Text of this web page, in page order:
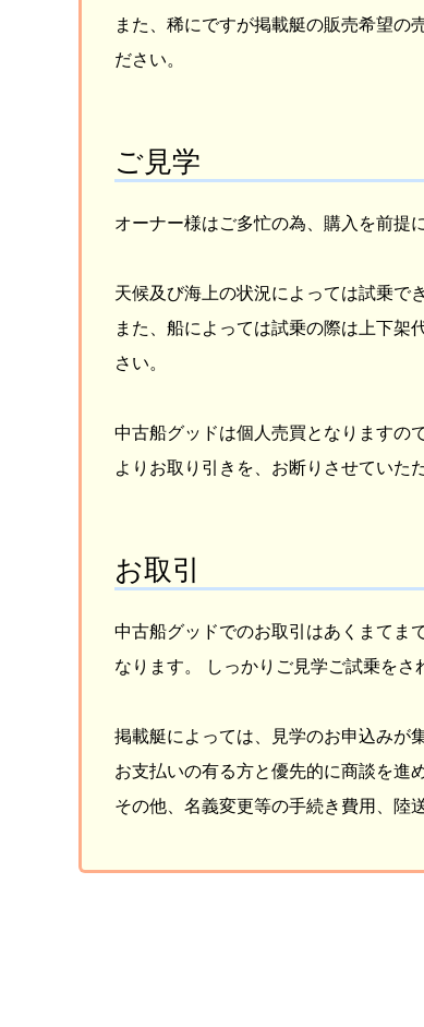
また、稀にですが掲載艇の販売希望の
ださい。
ご見学
オーナー様はご多忙の為、購入を前提
天候及び海上の状況によっては試乗で
また、船によっては試乗の際は上下架
さい。
中古船グッドは個人売買となりますの
よりお取り引きを、お断りさせていた
お取引
中古船グッドでのお取引はあくまてま
なります。 しっかりご見学ご試乗をさ
掲載艇によっては、見学のお申込みが
お支払いの有る方と優先的に商談を進
その他、名義変更等の手続き費用、陸